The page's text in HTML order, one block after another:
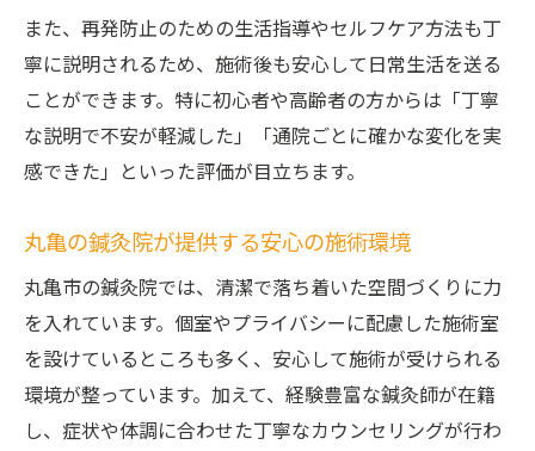
また、再発防止のための生活指導やセルフケア方法も丁
寧に説明されるため、施術後も安心して日常生活を送る
ことができます。特に初心者や高齢者の方からは「丁寧
な説明で不安が軽減した」「通院ごとに確かな変化を実
感できた」といった評価が目立ちます。
丸亀の鍼灸院が提供する安心の施術環境
丸亀市の鍼灸院では、清潔で落ち着いた空間づくりに力
を入れています。個室やプライバシーに配慮した施術室
を設けているところも多く、安心して施術が受けられる
環境が整っています。加えて、経験豊富な鍼灸師が在籍
し、症状や体調に合わせた丁寧なカウンセリングが行わ